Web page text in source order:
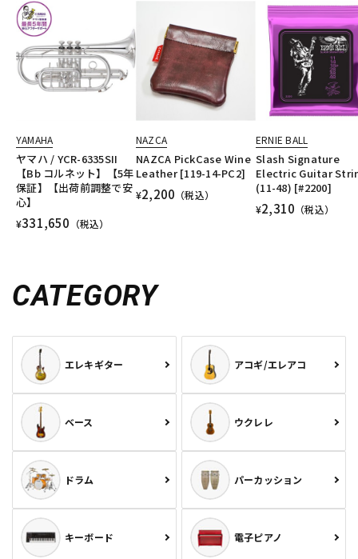
YAMAHA
ヤマハ / YCR-6335SII
【Bb コルネット】【5年
保証】【出荷前調整で安
心】
¥331,650 （税込）
NAZCA
NAZCA PickCase Wine
Leather [119-14-PC2]
¥2,200 （税込）
ERNIE BALL
Slash Signature
Electric Guitar
(11-48) [#2200]
¥2,310 （税込）
CATEGORY
エレキギター アコギ/エレアコ
ベース ウクレレ
ドラム パーカッション
キーボード 電子ピアノ